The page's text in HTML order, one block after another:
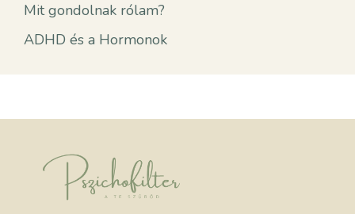
Mit gondolnak rólam?
ADHD és a Hormonok